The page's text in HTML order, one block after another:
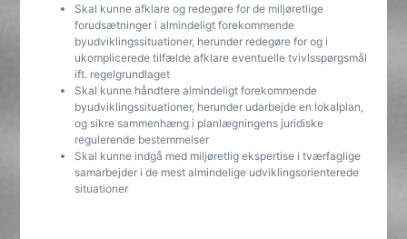
Skal kunne afklare og redegøre for de miljøretlige
forudsætninger i almindeligt forekommende
byudviklingssituationer, herunder redegøre for og i
ukomplicerede tilfælde afklare eventuelle tvivlsspørgsmål
ift. regelgrundlaget
Skal kunne håndtere almindeligt forekommende
byudviklingssituationer, herunder udarbejde en lokalplan,
og sikre sammenhæng i planlægningens juridiske
regulerende bestemmelser
Skal kunne indgå med miljøretlig ekspertise i tværfaglige
samarbejder i de mest almindelige udviklingsorienterede
situationer